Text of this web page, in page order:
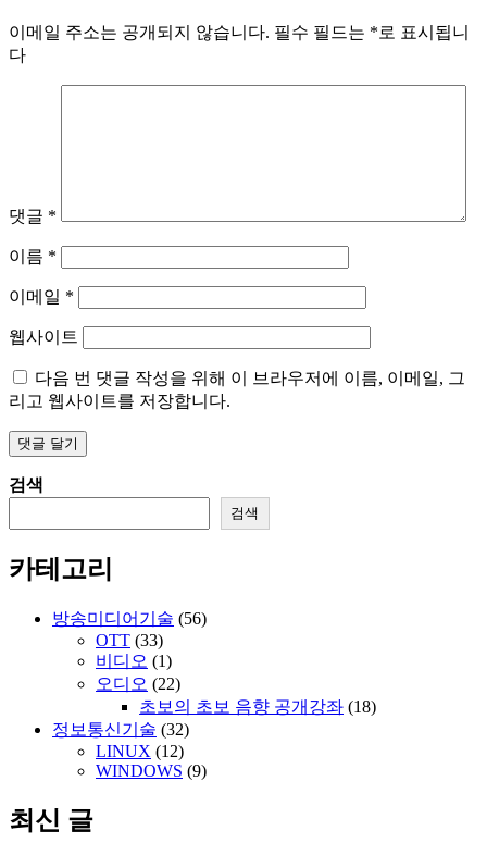
이메일 주소는 공개되지 않습니다. 필수 필드는 *로 표시됩니
다
댓글 *
이름 *
이메일 *
웹사이트
다음 번 댓글 작성을 위해 이 브라우저에 이름, 이메일, 그
리고 웹사이트를 저장합니다.
검색
검색
카테고리
방송미디어기술 (56)
OTT (33)
비디오 (1)
오디오 (22)
초보의 초보 음향 공개강좌 (18)
정보통신기술 (32)
LINUX (12)
WINDOWS (9)
최신 글